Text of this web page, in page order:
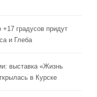
градусов придут
и Глеба
выставка «Жизнь
в Курске